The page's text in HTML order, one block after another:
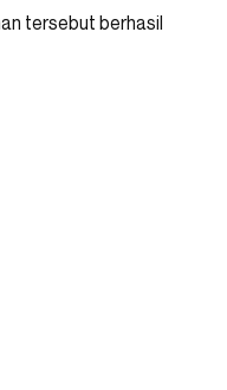
tersebut berhasil